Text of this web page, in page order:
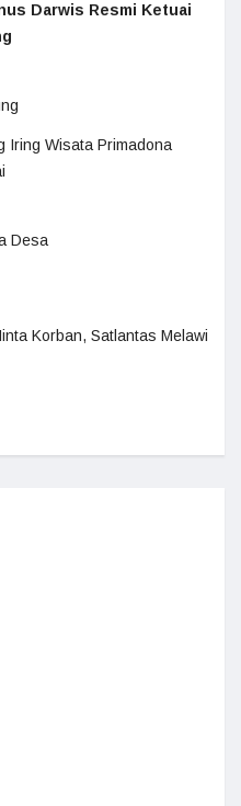
Darwis Resmi Ketuai
Iring Wisata Primadona
Desa
Korban, Satlantas Melawi